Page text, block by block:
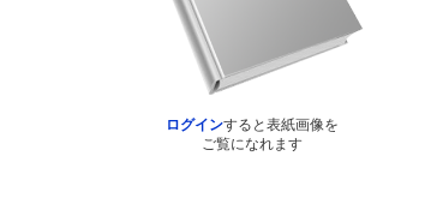
ログインすると表紙画像を
ご覧になれます